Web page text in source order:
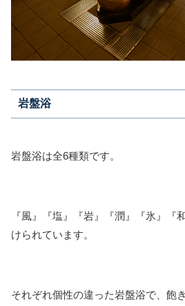
岩盤浴
岩盤浴は全6種類です。
『風』『塩』『岩』『潤』『氷』『
けられています。
それぞれ個性の違った岩盤浴で、飽